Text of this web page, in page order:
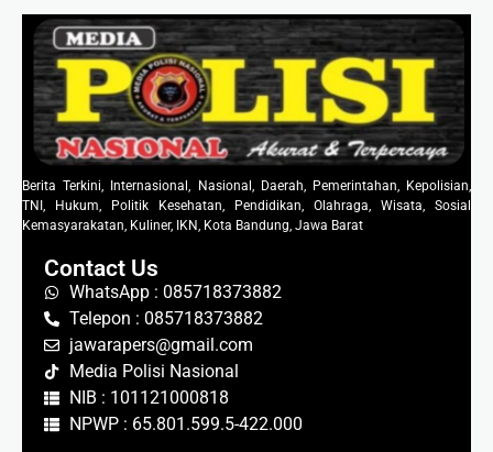
Berita Terkini, Internasional, Nasional, Daerah, Pemerintahan, Kepolisian,
TNI, Hukum, Politik Kesehatan, Pendidikan, Olahraga, Wisata, Sosial
Kemasyarakatan, Kuliner, IKN, Kota Bandung, Jawa Barat
Contact Us
WhatsApp : 085718373882
Telepon : 085718373882
jawarapers@gmail.com
Media Polisi Nasional
NIB : 101121000818
NPWP : 65.801.599.5-422.000